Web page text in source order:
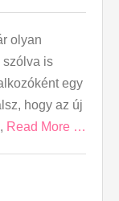
olyan
szólva is
egy
hogy az új
Read More …